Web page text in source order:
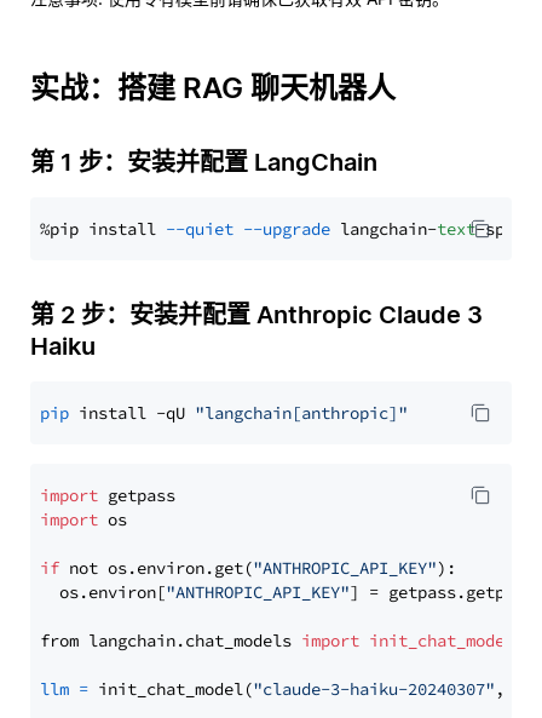
实战：搭建 RAG 聊天机器人
第 1 步：安装并配置 LangChain
%pip install --quiet --upgrade langchain-text
第 2 步：安装并配置 Anthropic Claude 3
Haiku
pip install -qU "langchain[anthropic]"
import
import os
if not os.environ.get("ANTHROPIC_API_KEY"):
  os.environ[
"ANTHROPIC_API_KEY"] = getpass.getpass(
from langchain.chat_models import init_chat_model
llm = init_chat_model("claude-3-haiku-20240307" ,